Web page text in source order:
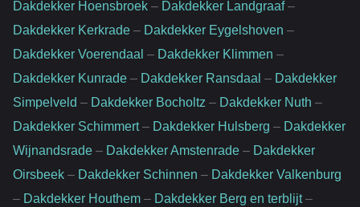
Dakdekker Hoensbroek – Dakdekker Landgraaf–
Dakdekker Kerkrade – Dakdekker Eygelshoven –
Dakdekker Voerendaal – Dakdekker Klimmen –
Dakdekker Kunrade – Dakdekker Ransdaal – Dakdekker
Simpelveld – Dakdekker Bocholtz – Dakdekker Nuth –
Dakdekker Schimmert– Dakdekker Hulsberg – Dakdekker
Wijnandsrade – Dakdekker Amstenrade – Dakdekker
Oirsbeek – Dakdekker Schinnen – Dakdekker Valkenburg
– Dakdekker Houthem – Dakdekker Berg en terblijt–